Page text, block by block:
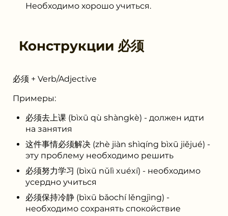
Необходимо хорошо учиться.
Конструкции 必须
必须 + Verb/Adjective
Примеры:
必须去上课 (bìxū qù shàngkè) - должен идти
на занятия
这件事情必须解决 (zhè jiàn shìqíng bìxū jiějué) -
эту проблему необходимо решить
必须努力学习 (bìxū nǔlì xuéxí) - необходимо
усердно учиться
必须保持冷静 (bìxū bǎochí lěngjìng) -
необходимо сохранять спокойствие